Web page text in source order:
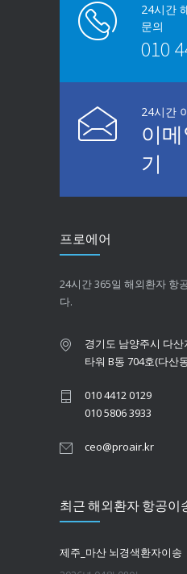
24시간
문의
010
24시간
이
기
프로에어
24시간 365일 해외환자 항
다.
경기도 남양주시 다
타워 B동 704호(다산
010 4412 0129
010 5806 3933
ceo@proair.kr
최근 해외환자 항공이
제주_마산 뇌경색환자이송